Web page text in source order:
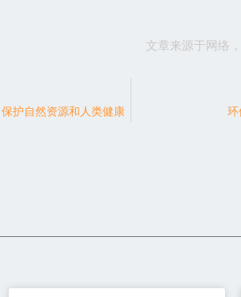
文章来源于网络
护自然资源和人类健康